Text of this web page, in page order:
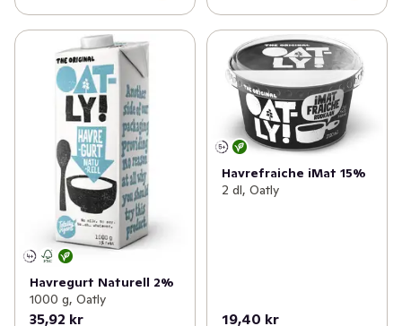
Havregurt Naturell 2%
1000 g, Oatly
35,92 kr
Havrefraiche iMat 15%
2 dl, Oatly
19,40 kr